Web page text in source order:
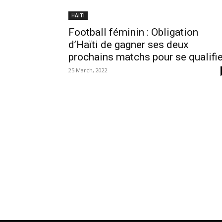
HAITI
Football féminin : Obligation
d’Haïti de gagner ses deux
prochains matchs pour se
25 March, 2022